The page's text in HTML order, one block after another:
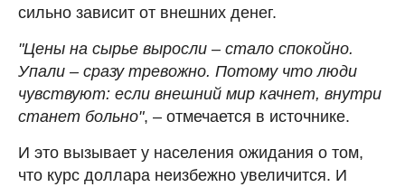
сильно зависит от внешних денег.
"Цены на сырье выросли – стало спокойно.
Упали – сразу тревожно. Потому что люди
чувствуют: если внешний мир качнет, внутри
станет больно", – отмечается в источнике.
И это вызывает у населения ожидания о том,
что курс доллара неизбежно увеличится. И